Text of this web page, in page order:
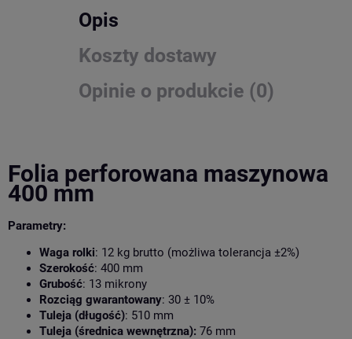
Opis
Koszty dostawy
Opinie o produkcie (0)
Folia perforowana maszynowa
400 mm
Parametry:
Waga rolki: 12 kg brutto (możliwa tolerancja ±2%)
Szerokość: 400 mm
Grubość: 13 mikrony
Rozciąg gwarantowany: 30 ± 10%
Tuleja (długość): 510 mm
Tuleja (średnica wewnętrzna): 76 mm